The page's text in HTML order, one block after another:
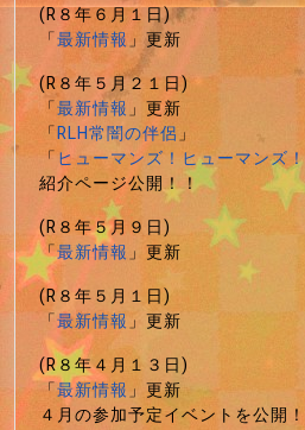
(R８年６月１日)
「最新情報」更新
(R８年５月２１日)
「最新情報」更新
「RLH常闇の伴侶」
「ヒューマンズ！ヒューマンズ！
紹介ページ公開！！
(R８年５月９日)
「最新情報」更新
(R８年５月１日)
「最新情報」更新
(R８年４月１３日)
「最新情報」更新
４月の参加予定イベントを公開！